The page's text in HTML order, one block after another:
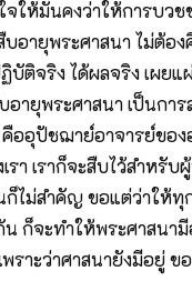
ให้มั่นคงว่าให้การบวช
อายุพระศาสนา ไม่ต้อง
ติจริง ได้ผลจริง เผย
บอายุพระศาสนา เป็นก
คืออุปัชฌาย์อาจารย์ขอ
า เราก็จะสืบไว้สำหรับ
ไม่สำคัญ ขอแต่ว่าให้ทุ
ก็จะทำให้พระศาสนา
ราะว่าศาสนายังมีอยู่ ข